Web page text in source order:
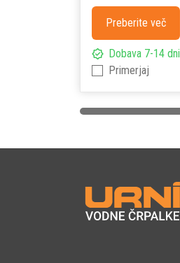
Preberite več
Dobava 7-14 dni
Primerjaj